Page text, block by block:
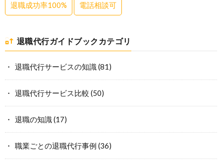
退職成功率100% 電話相談可
退職代行ガイドブックカテゴリ
退職代行サービスの知識(81)
退職代行サービス比較 (50)
退職の知識(17)
職業ごとの退職代行事例 (36)